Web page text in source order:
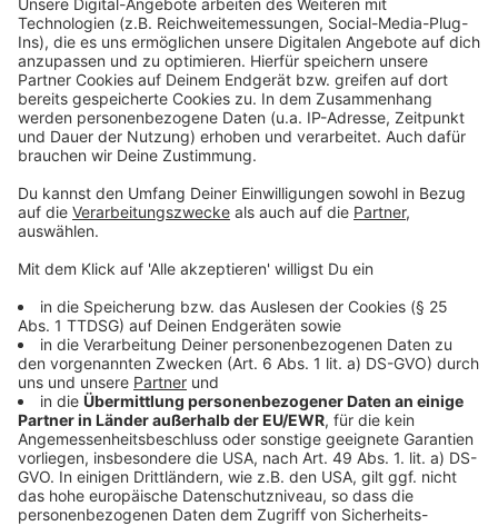
werden. Wer noch kurzfristig an dem Workshop
teilnehmen möchte, kann sich onlineanmelden.
Anzeige
Weitere Infos und Links zum Thema:
Anzeige
So hatten wir im November berichtet
So berichtet die Stadt
So haben wir über den Neubau des technischen
Rathauses berichtet
Anzeige